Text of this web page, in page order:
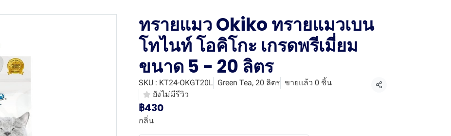
ทรายแมว Okiko ทรายแมวเบน
โทไนท์ โอคิโกะ เกรดพรีเมี่ยม
ขนาด 5 - 20 ลิตร
SKU : KT24-OKGT20L Green Tea, 20 ลิตร ขายแล้ว 0 ชิ้น
ยังไม่มีรีวิว
แชร์
฿430
กลิ่น